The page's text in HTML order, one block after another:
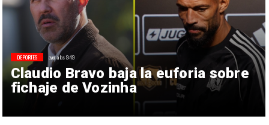
Claudio Bravo baja la euforia sobre
fichaje de Vozinha
DEPORTES ayer a las 9:49